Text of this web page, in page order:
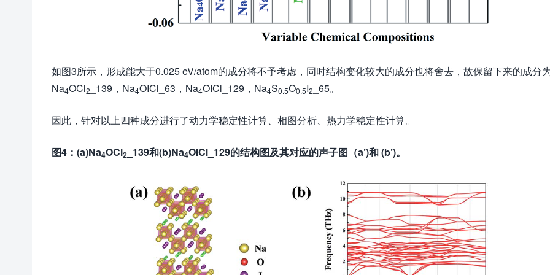
如图3所示，形成能大于0.025 eV/atom的成分将不予考虑，同时结构变化较大的成分也将舍去，故保留下来的成分
Na4OCl2 _139，Na4OICl_63，Na4OICl_129，Na4S0.5O0.5I2 _65。
因此，针对以上四种成分进行了动力学稳定性计算、相图分析、热力学稳定性计算。
图4 ： (a)Na4OCl2 139和(b)Na4OICl_129的结构图及其对应的声子图（a’)和(b’)。